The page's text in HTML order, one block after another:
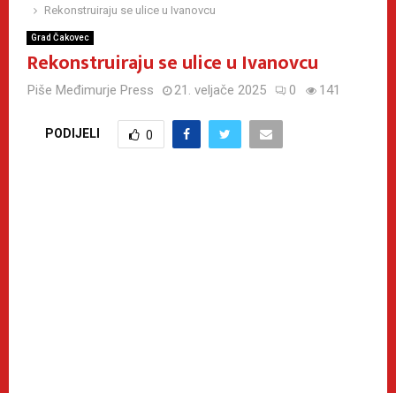
Rekonstruiraju se ulice u Ivanovcu
Grad Čakovec
Rekonstruiraju se ulice u Ivanovcu
Piše Međimurje Press 21. veljače 2025 0 141
PODIJELI 0